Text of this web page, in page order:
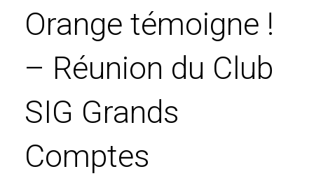
Orange témoigne !
– Réunion du Club
SIG Grands
Comptes